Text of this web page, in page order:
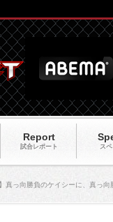
Report
試合レポート ス
真っ向勝負のケイシーに、真っ